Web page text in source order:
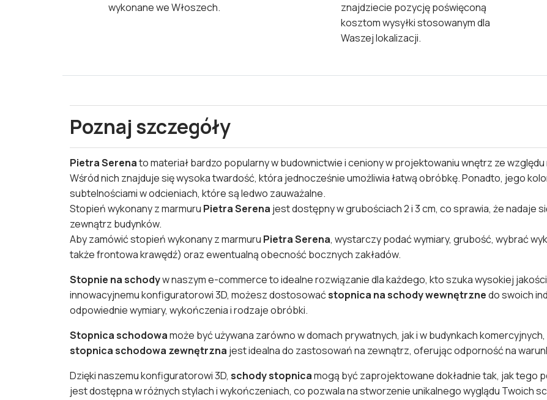
wykonane we Włoszech.
znajdziecie pozycję poświęconą
kosztom wysyłki stosowanym dla
Waszej lokalizacji.
Poznaj szczegóły
Pietra Serenato materiał bardzo popularny w budownictwie i ceniony w projektowaniu wnętrz ze
Wśród nich znajduje się wysoka twardość, która jednocześnie umożliwia łatwą obróbkę. Ponadto, jego
subtelnościami w odcieniach, które są ledwo zauważalne.
Stopień wykonany z marmuru Pietra Serena jest dostępny w grubościach 2 i 3 cm, co sprawia, że nadaje
zewnątrz budynków.
Aby zamówić stopień wykonany z marmuru Pietra Serena, wystarczy podać wymiary, grubość, wybrać
także frontowa krawędź) oraz ewentualną obecność bocznych zakładów.
Stopnie na schodyw naszym e-commerce to idealne rozwiązanie dla każdego, kto szuka wysokiej
innowacyjnemu konfiguratorowi 3D, możesz dostosowaćstopnica na schody wewnętrznedo swoich
odpowiednie wymiary, wykończenia i rodzaje obróbki.
Stopnica schodowamoże być używana zarówno w domach prywatnych, jak i w budynkach
stopnica schodowa zewnętrzna jest idealna do zastosowań na zewnątrz, oferując odporność na
Dzięki naszemu konfiguratorowi 3D, schody stopnicamogą być zaprojektowane dokładnie tak, jak tego
jest dostępna w różnych stylach i wykończeniach, co pozwala na stworzenie unikalnego wyglądu Twoich